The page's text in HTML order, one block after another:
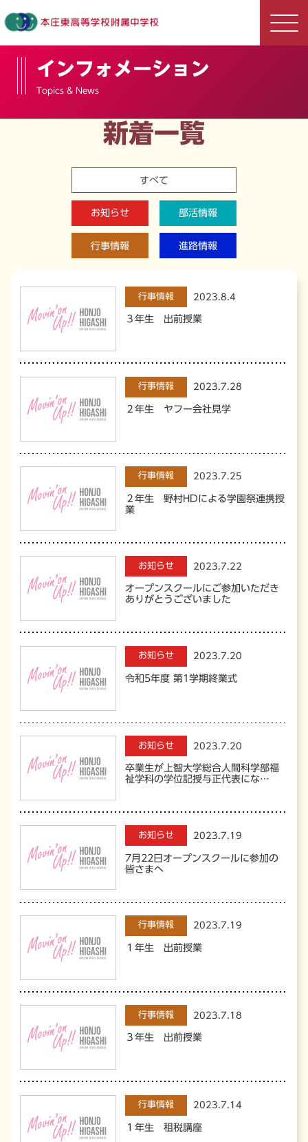
インフォメーション
Topics & News
新着一覧
すべて
お知らせ 部活情報
行事情報 進路情報
行事情報 2023.8.4
３年生 出前授業
行事情報 2023.7.28
２年生 ヤフー会社見学
行事情報 2023.7.25
２年生 野村HDによる学園祭連携授
業
お知らせ 2023.7.22
オープンスクールにご参加いただき
ありがとうございました
お知らせ 2023.7.20
令和5年度 第1学期終業式
お知らせ 2023.7.20
卒業生が上智大学総合人間科学部福
祉学科の学位記授与正代表にな…
お知らせ 2023.7.19
7月22日オープンスクールに参加の
皆さまへ
行事情報 2023.7.19
１年生 出前授業
行事情報 2023.7.18
３年生 出前授業
行事情報 2023.7.14
１年生 租税講座